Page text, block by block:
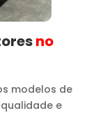
no
modelos de
e